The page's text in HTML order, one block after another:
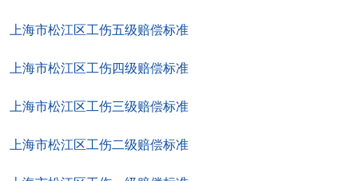
上海市松江区工伤五级赔偿标准
上海市松江区工伤四级赔偿标准
上海市松江区工伤三级赔偿标准
上海市松江区工伤二级赔偿标准